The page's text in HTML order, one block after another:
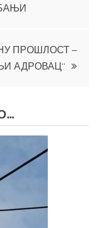
ПРОШЛОСТ –
АДРОВАЦ“